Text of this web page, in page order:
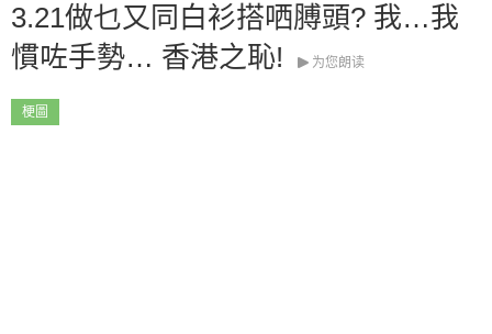
3.21做乜又同白衫搭哂膊頭? 我…我
慣咗手勢… 香港之恥!
为您朗读
梗圖